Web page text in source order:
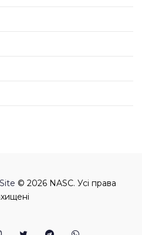
© 2026 NASC. Усі права